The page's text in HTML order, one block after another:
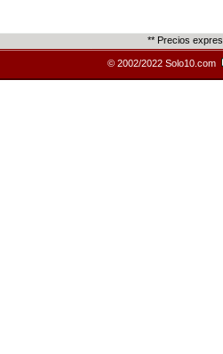
** Precios
© 2002/2022 Solo10.com